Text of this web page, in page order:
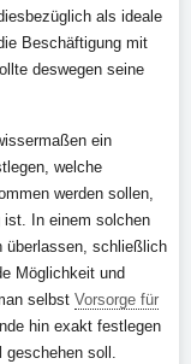
als ideale
Beschäftigung mit
deswegen seine
ein
welche
werden sollen,
ist. In einem solchen
überlassen, schließlich
Möglichkeit und
selbst Vorsorge für
hin exakt festlegen
geschehen soll.